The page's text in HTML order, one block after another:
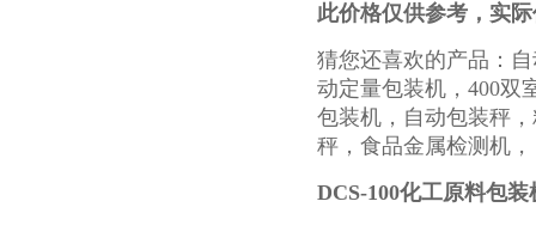
此价格仅供参考，实
猜您还喜欢的产品：
动定量包装机，400双
包装机，自动包装秤
秤，食品金属检测机，
DCS-100化工原料包装